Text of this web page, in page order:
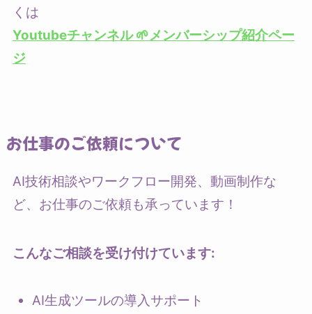
くは
Youtubeチャンネル 🌱メンバーシップ紹介ペー
ジ
お仕事のご依頼について
AI技術相談やワークフロー開発、動画制作な
ど、お仕事のご依頼も承っています！
こんなご相談を受け付けています:
AI生成ツールの導入サポート